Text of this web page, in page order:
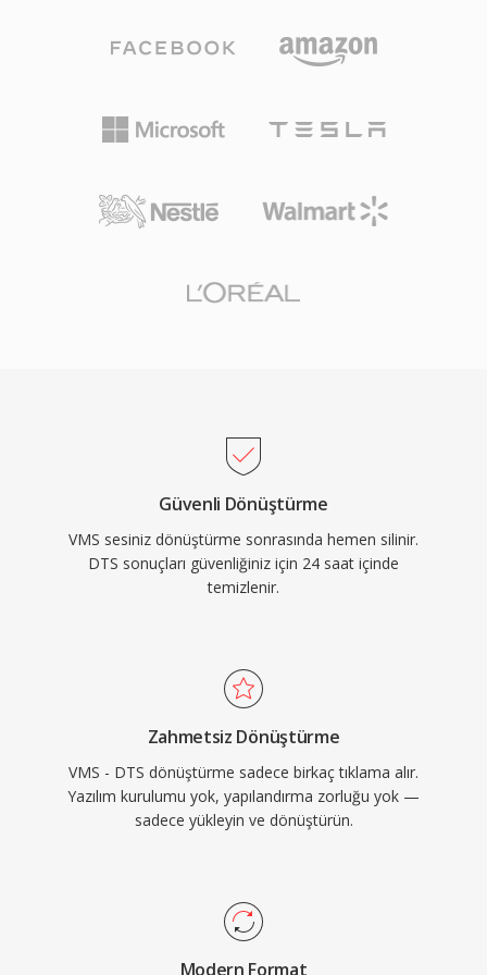
altyapısında kritik önemdeydi. Kodlama,
gürültülü kanal koşullarında zarif biçimde
anlaşılırlığını korur. VMS, güncel sesli
tarafından yerinden edilmiş olsa da eski sesli
posta arşivlerinin kurtarılması için geçerliliğini
DTS, her kanala daha yüksek veri bütçesi
seviyeli dinamikleri korur. Format, alt bant
ADPCM ve vektör niceleme kullanarak algısal
yöntemi kullanır. Genişletilmiş varyantı DTS-HD
ekler. Öne çıkan güçlü yönleri arasında AV
üst düzey akış için surround ses içeriğiyle
çalışan herkes için DTS, stüdyo miksajından
oturma odasına kanıtlanmış bir yol sunar.
Güvenli Dönüştürme
VMS sesiniz dönüştürme sonrasında hemen silinir.
DTS sonuçları güvenliğiniz için 24 saat içinde
temizlenir.
Zahmetsiz Dönüştürme
VMS - DTS dönüştürme sadece birkaç tıklama alır.
Yazılım kurulumu yok, yapılandırma zorluğu yok —
sadece yükleyin ve dönüştürün.
Modern Format